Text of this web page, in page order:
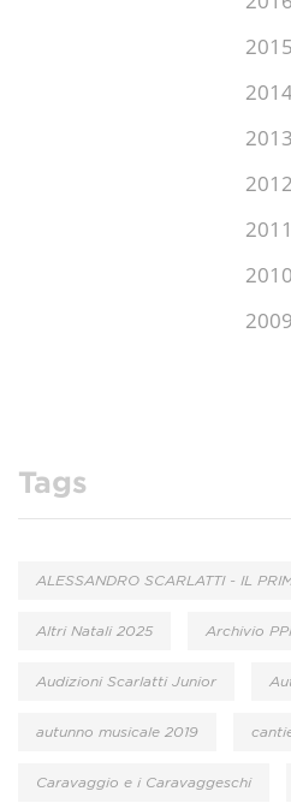
2015
2013
2012
2011
2010
2009
Tags
ALESSANDRO SCARLATTI - IL
Altri Natali 2025 Archivio
Audizioni Scarlatti Junior
autunno musicale 2019
Caravaggio e i Caravaggeschi